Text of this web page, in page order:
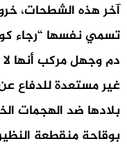
آخر هذه الشطحات،
تسمي نفسها “رجاء
دم وجهل مركب أنها
غير مستعدة للدفاع
بلادها ضد الهجمات